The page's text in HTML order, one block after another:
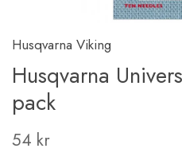
Husqvarna Viking
Husqvarna
pack
54 kr